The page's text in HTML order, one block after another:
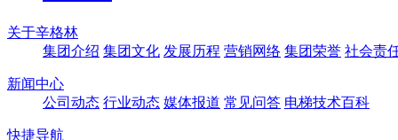
关于辛格林
集团介绍 集团文化 发展历程 营销网络 集团荣誉 社会责
新闻中心
公司动态 行业动态 媒体报道 常见问答 电梯技术百科
快捷导航